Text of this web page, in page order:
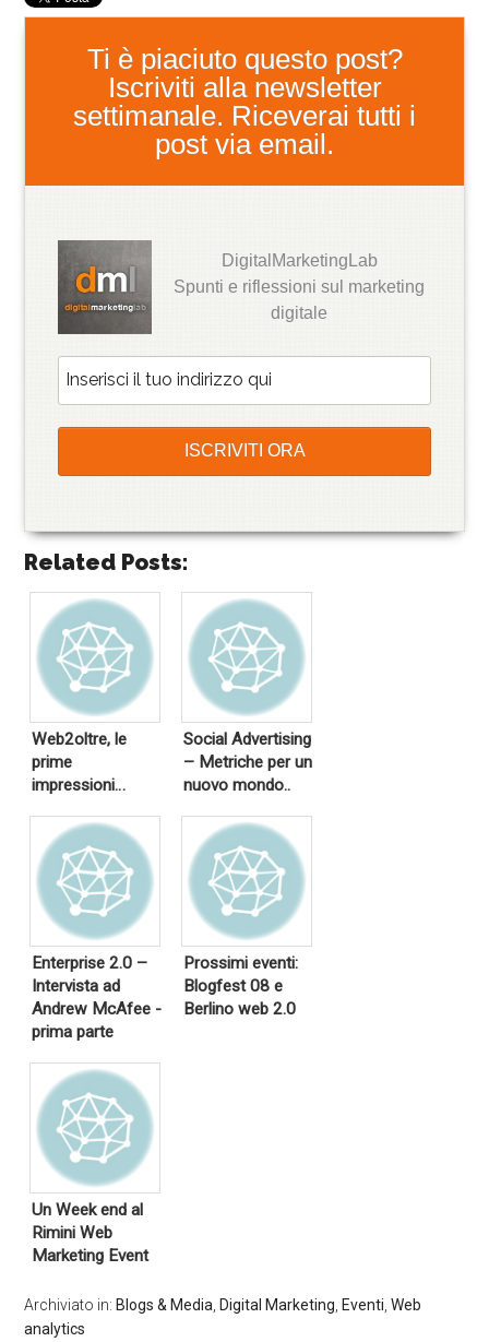
Ti è piaciuto questo post?
Iscriviti alla newsletter
settimanale. Riceverai tutti i
post via email.
DigitalMarketingLab
Spunti e riflessioni sul marketing
digitale
Related Posts:
Web2oltre, le
prime
impressioni…
Social Advertising
– Metriche per un
nuovo mondo..
Enterprise 2.0 –
Intervista ad
Andrew McAfee -
prima parte
Prossimi eventi:
Blogfest 08 e
Berlino web 2.0
Un Week end al
Rimini Web
Marketing Event
Archiviato in: Blogs & Media Digital Marketing Eventi ,Web
analytics